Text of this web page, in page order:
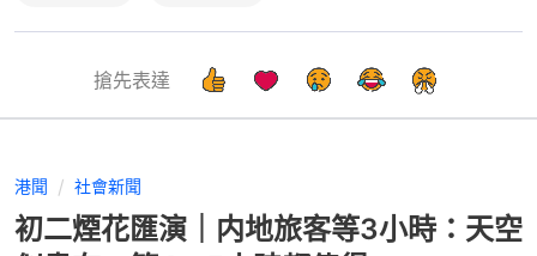
搶先表達
港聞 社會新聞
初二煙花匯演｜内地旅客等3小時：天空